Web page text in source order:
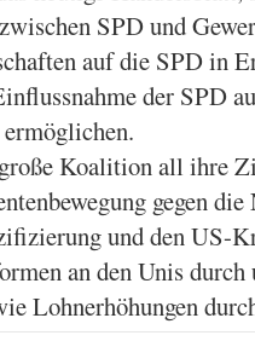
SPD und
auf die SPD in
der SPD
Koalition all ihre
gegen die
und den US-
an den Unis
Lohnerhöhungen